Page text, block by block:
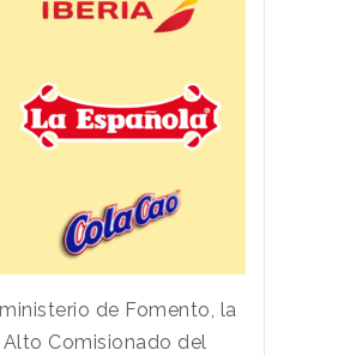
de Fomento, la
Comisionado del